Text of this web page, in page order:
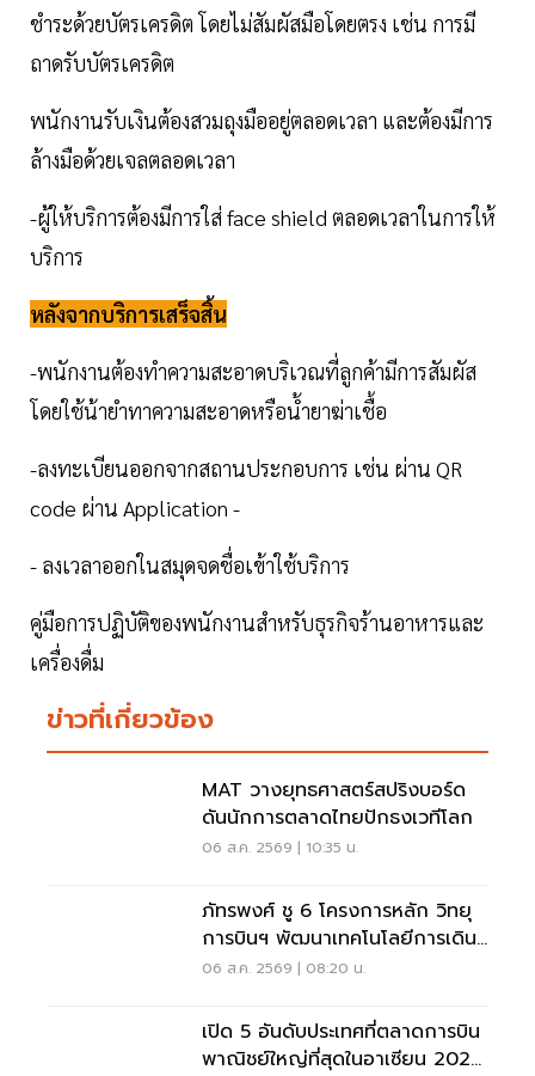
ชำระด้วยบัตรเครดิต โดยไม่สัมผัสมือโดยตรง เช่น การมี
ถาดรับบัตรเครดิต
พนักงานรับเงินต้องสวมถุงมืออยู่ตลอดเวลา และต้องมีการ
ล้างมือด้วยเจลตลอดเวลา
-ผู้ให้บริการต้องมีการใส่ face shield ตลอดเวลาในการให้
บริการ
หลังจากบริการเสร็จสิ้น
-พนักงานต้องทำความสะอาดบริเวณที่ลูกค้ามีการสัมผัส
โดยใช้น้ายำทาความสะอาดหรือน้ำยาฆ่าเชื้อ
-ลงทะเบียนออกจากสถานประกอบการ เช่น ผ่าน QR
code ผ่าน Application -
- ลงเวลาออกในสมุดจดชื่อเข้าใช้บริการ
คู่มือการปฏิบัติของพนักงานสำหรับธุรกิจร้านอาหารและ
เครื่องดื่ม
ข่าวที่เกี่ยวข้อง
MAT วางยุทธศาสตร์สปริงบอร์ด
ดันนักการตลาดไทยปักธงเวทีโลก
06 ส.ค. 2569 | 10:35 น.
ภัทรพงศ์ ชู 6 โครงการหลัก วิทยุ
การบินฯ พัฒนาเทคโนโลยีการเดิน
อากาศ การบินยุคใหม่
06 ส.ค. 2569 | 08:20 น.
เปิด 5 อันดับประเทศที่ตลาดการบิน
พาณิชย์ใหญ่ที่สุดในอาเซียน 2026